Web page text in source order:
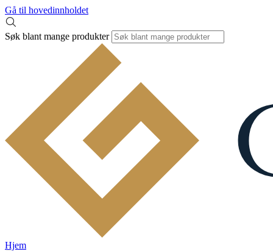
Gå til hovedinnholdet
Søk blant mange produkter
Hjem